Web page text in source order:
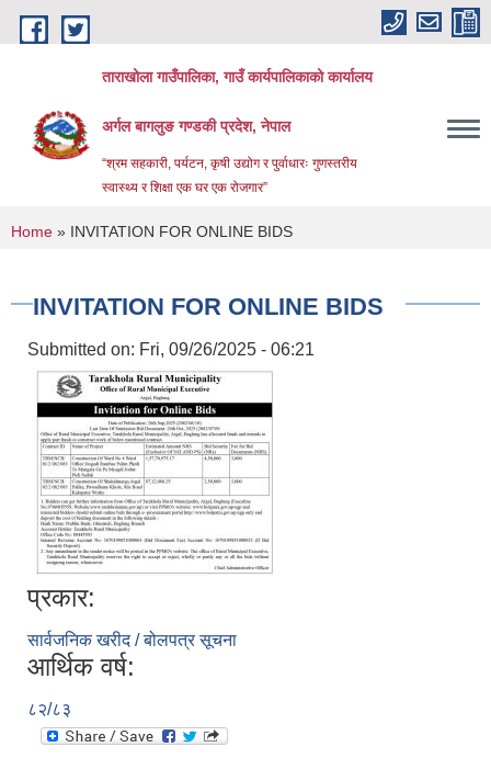
Skip to main content
ताराखोला गाउँपालिका, गाउँ कार्यपालिकाको कार्यालय
अर्गल बागलुङ गण्डकी प्रदेश, नेपाल
“श्रम सहकारी, पर्यटन, कृषी उद्योग र पुर्वाधारः गुणस्तरीय
स्वास्थ्य र शिक्षा एक घर एक रोजगार”
You are here
Home » INVITATION FOR ONLINE BIDS
INVITATION FOR ONLINE BIDS
Submitted on: Fri, 09/26/2025 - 06:21
प्रकार:
सार्वजनिक खरीद / बोलपत्र सूचना
आर्थिक वर्ष:
८२/८३